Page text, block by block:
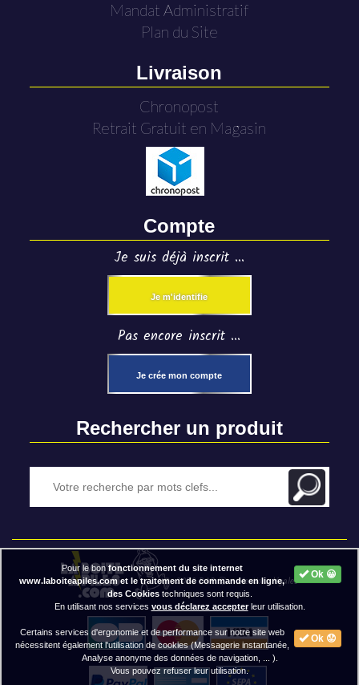
Mandat Administratif
Plan du Site
Livraison
Chronopost
Retrait Gratuit en Magasin
Compte
Je suis déjà inscrit ...
Je m'identifie
Pas encore inscrit ...
Je crée mon compte
Rechercher un produit
2020 BAP ⓒ - Mentions légales
Ok 😀
Pour le bonfonctionnement du site internet
www.laboiteapiles.com et le traitement de commande en ligne,
des Cookiestechniques sont requis.
En utilisant nos services vous déclarez accepterleur utilisation.
Ok 😟
Certains services d'ergonomie et de performance sur notre site web
nécessitent également l'utilisation de cookies (Messagerie instantanée,
Analyse anonyme des données de navigation, ... ).
Vous pouvez refuser leur utilisation.